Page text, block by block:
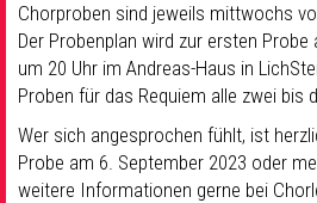
Chorproben sind jeweils mittwochs
Der Probenplan wird zur ersten
um 20 Uhr im Andreas-Haus in
Proben für das Requiem alle zwei bis
Wer sich angesprochen fühlt, ist
Probe am 6. September 2023 oder
weitere Informationen gerne bei